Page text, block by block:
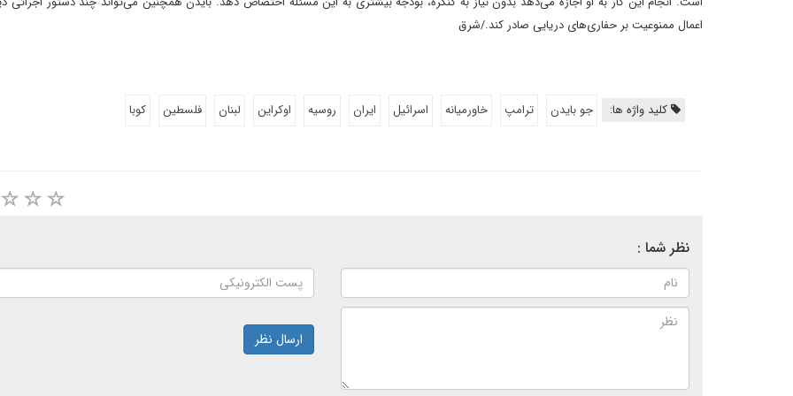
اعمال ممنوعیت بر حفاری‌های دریایی صادر کند./شرق
کلید واژه ها: جو بایدن ترامپ خاورمیانه اسرائیل ایران روسیه اوکراین لبنان فلسطین کوبا
نظر شما :
ارسال نظر